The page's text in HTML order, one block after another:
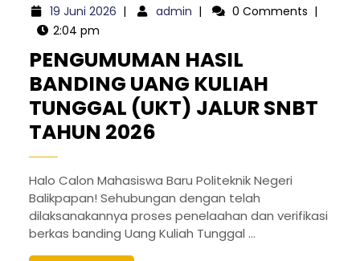
TAHAPAN
CALON
MAHASISWA
BARU
19 Juni 202619| admin admin
| 0 Comments |
2:04 pm
PENGUMUMAN HASIL
BANDING UANG KULIAH
TUNGGAL (UKT) JALUR SNBT
TAHUN 2026
BANDING
UANG
KULIAH
Halo Calon Mahasiswa Baru Politeknik Negeri
Balikpapan! Sehubungan dengan telah
dilaksanakannya proses penelaahan dan verifikasi
berkas banding Uang Kuliah Tunggal ...